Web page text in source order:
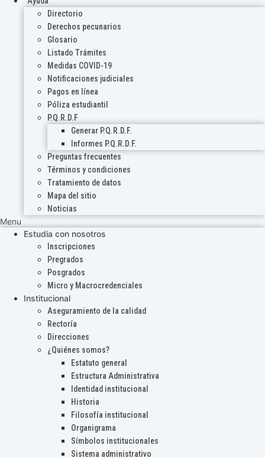
Directorio
Derechos pecunarios
Glosario
Listado Trámites
Medidas COVID-19
Notificaciones judiciales
Pagos en línea
Póliza estudiantil
P.Q.R.D.F
Generar P.Q.R.D.F.
Informes P.Q.R.D.F.
Preguntas frecuentes
Términos y condiciones
Tratamiento de datos
Mapa del sitio
Noticias
Menu
Estudia con nosotros
Inscripciones
Pregrados
Posgrados
Micro y Macrocredenciales
Institucional
Aseguramiento de la calidad
Rectoría
Direcciones
¿Quiénes somos?
Estatuto general
Estructura Administrativa
Identidad institucional
Historia
Filosofía institucional
Organigrama
Símbolos institucionales
Sistema administrativo